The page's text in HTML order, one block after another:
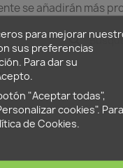
se añadirán más
search
para mejorar
sus preferencias
Para dar su
"Aceptar todas",
cookies". Para
de Cookies.